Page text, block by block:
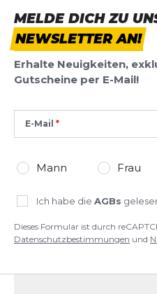
Überschrift
Rezension
Rezension
*Pflichtfelder
BEWERTUNG
Dieses Formular ist durch
Google.
MELDE DICH ZU
NEWSLETTER AN!
Erhalte Neuigkeiten,
Gutscheine per E-Mail!
E-Mail
Mann Frau
Ich habe die AGBs
Dieses Formular ist durch
Datenschutzbestimmungen und